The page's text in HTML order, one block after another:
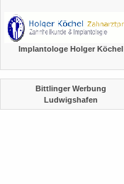
Implantologe Holger Köchel
Bittlinger Werbung
Ludwigshafen